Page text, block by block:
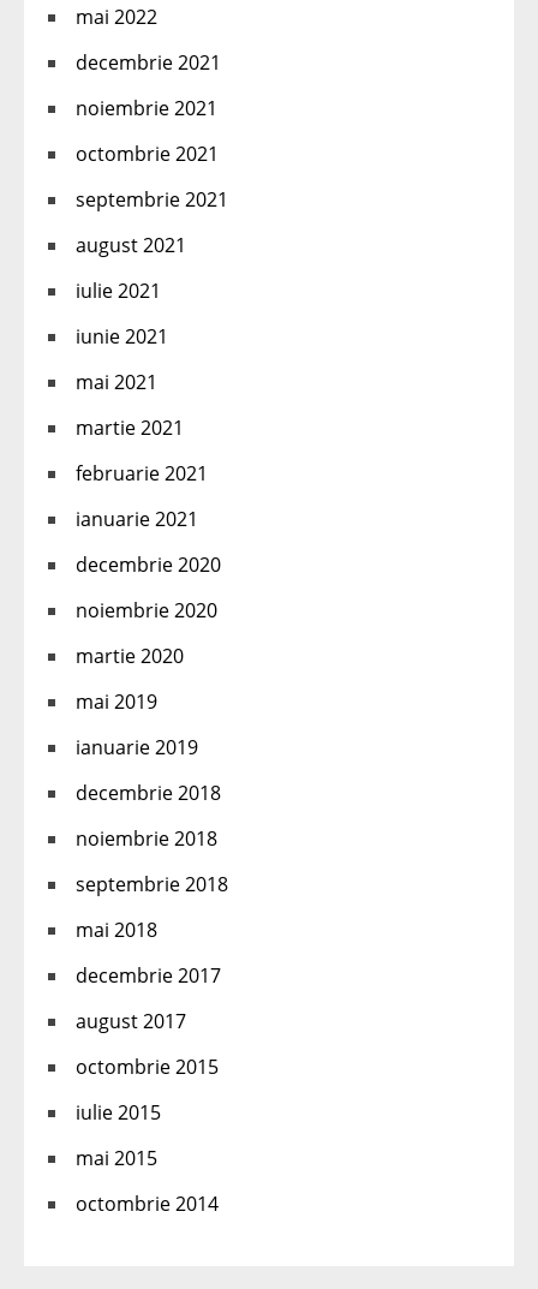
mai 2022
decembrie 2021
noiembrie 2021
octombrie 2021
septembrie 2021
august 2021
iulie 2021
iunie 2021
mai 2021
martie 2021
februarie 2021
ianuarie 2021
decembrie 2020
noiembrie 2020
martie 2020
mai 2019
ianuarie 2019
decembrie 2018
noiembrie 2018
septembrie 2018
mai 2018
decembrie 2017
august 2017
octombrie 2015
iulie 2015
mai 2015
octombrie 2014